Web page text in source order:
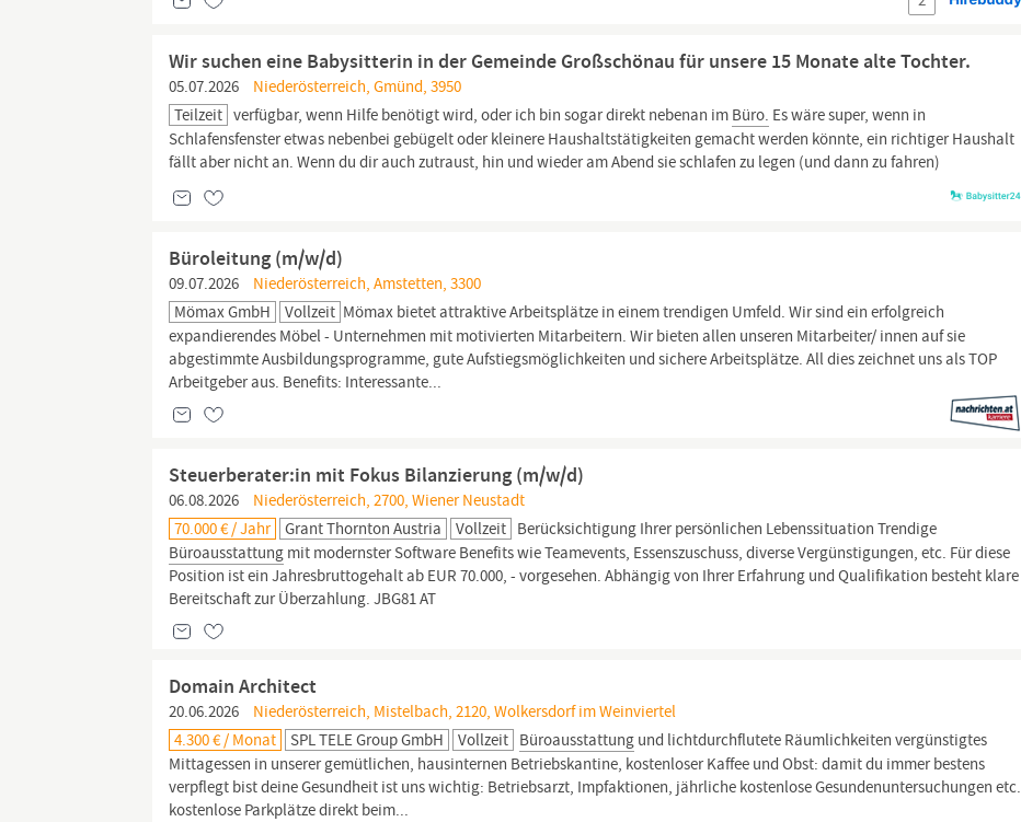
Wir suchen eine Babysitterin in der Gemeinde Großschönau für unsere 15 Monate alte Tochter.
05.07.2026
Niederösterreich, Gmünd, 3950
Teilzeit verfügbar, wenn Hilfe benötigt wird, oder ich bin sogar direkt nebenan im Büro. Es wäre super, wenn in
Schlafensfenster etwas nebenbei gebügelt oder kleinere Haushaltstätigkeiten gemacht werden könnte, ein richtiger Haushalt
fällt aber nicht an. Wenn du dir auch zutraust, hin und wieder am Abend sie schlafen zu legen (und dann zu fahren)
Büroleitung (m/w/d)
09.07.2026
Niederösterreich, Amstetten, 3300
Mömax GmbH
Vollzeit Mömax bietet attraktive Arbeitsplätze in einem trendigen Umfeld. Wir sind ein erfolgreich
expandierendes Möbel - Unternehmen mit motivierten Mitarbeitern. Wir bieten allen unseren Mitarbeiter/ innen auf sie
abgestimmte Ausbildungs­pro­gramme, gute Aufstiegsmöglichkeiten und sichere Arbeitsplätze. All dies zeichnet uns als TOP
Arbeitgeber aus. Benefits: Interessante...
Steuerberater:in mit Fokus Bilanzierung (m/w/d)
06.08.2026
Niederösterreich, 2700, Wiener Neustadt
70.000 € / Jahr
Grant Thornton Austria Vollzeit Berücksichtigung Ihrer persönlichen Lebenssituation Trendige
Büroausstattung mit modernster Software Benefits wie Teamevents, Essenszuschuss, diverse Vergünstigungen, etc. Für diese
Position ist ein Jahresbruttogehalt ab EUR 70.000, - vorgesehen. Abhängig von Ihrer Erfahrung und Qualifikation besteht klare
Bereitschaft zur Überzahlung. JBG81 AT
Domain Architect
20.06.2026
Niederösterreich, Mistelbach, 2120, Wolkersdorf im Weinviertel
4.300 € / Monat
SPL TELE Group GmbH Vollzeit Büroausstattung und lichtdurchflutete Räumlichkeiten vergünstigtes
Mittagessen in unserer gemütlichen, hausinternen Betriebskantine, kostenloser Kaffee und Obst: damit du immer bestens
verpflegt bist deine Gesundheit ist uns wichtig: Betriebsarzt, Impfaktionen, jährliche kostenlose Gesundenuntersuchungen etc.
kostenlose Parkplätze direkt beim...